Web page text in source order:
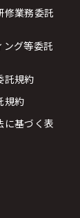
修業務委託
ング等委託
託規約
規約
に基づく表